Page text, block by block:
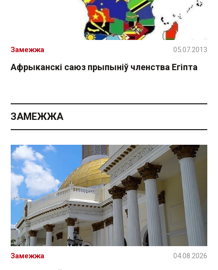
Афрыканскі саюз прыпыніў членства Егіпта
Замежжа 05.07.2013
ЗАМЕЖЖА
Замежжа 04.08.2026